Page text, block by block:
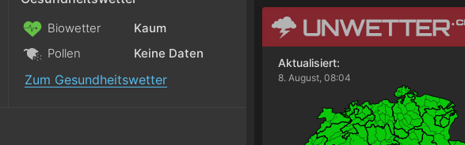
Biowetter
Kaum
Pollen
Keine Daten
Zum Gesundheitswetter
Aktualisiert:
8. August, 08:04